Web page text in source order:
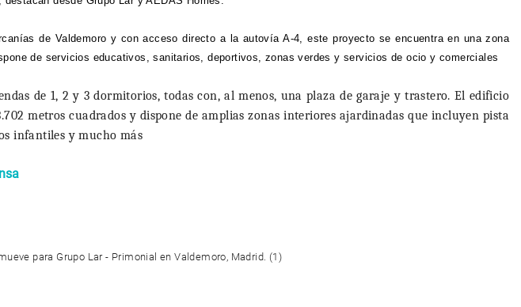
de Valdemoro y con acceso directo a la autovía A-4, este proyecto se encuentra en una zona
de servicios educativos, sanitarios, deportivos, zonas verdes y servicios de ocio y comerciales
de 1, 2 y 3 dormitorios, todas con, al menos, una plaza de garaje y trastero. El edificio
metros cuadrados y dispone de amplias zonas interiores ajardinadas que incluyen pista
infantiles y mucho más